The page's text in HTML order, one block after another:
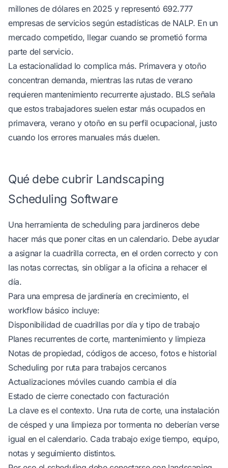
millones de dólares en 2025 y representó 692.777
empresas de servicios según estadísticas de NALP. En un
mercado competido, llegar cuando se prometió forma
parte del servicio.
La estacionalidad lo complica más. Primavera y otoño
concentran demanda, mientras las rutas de verano
requieren mantenimiento recurrente ajustado. BLS señala
que estos trabajadores suelen estar más ocupados en
primavera, verano y otoño en su perfil ocupacional, justo
cuando los errores manuales más duelen.
Qué debe cubrir Landscaping
Scheduling Software
Una herramienta de scheduling para jardineros debe
hacer más que poner citas en un calendario. Debe ayudar
a asignar la cuadrilla correcta, en el orden correcto y con
las notas correctas, sin obligar a la oficina a rehacer el
día.
Para una empresa de jardinería en crecimiento, el
workflow básico incluye:
Disponibilidad de cuadrillas por día y tipo de trabajo
Planes recurrentes de corte, mantenimiento y limpieza
Notas de propiedad, códigos de acceso, fotos e historial
Scheduling por ruta para trabajos cercanos
Actualizaciones móviles cuando cambia el día
Estado de cierre conectado con facturación
La clave es el contexto. Una ruta de corte, una instalación
de césped y una limpieza por tormenta no deberían verse
igual en el calendario. Cada trabajo exige tiempo, equipo,
notas y seguimiento distintos.